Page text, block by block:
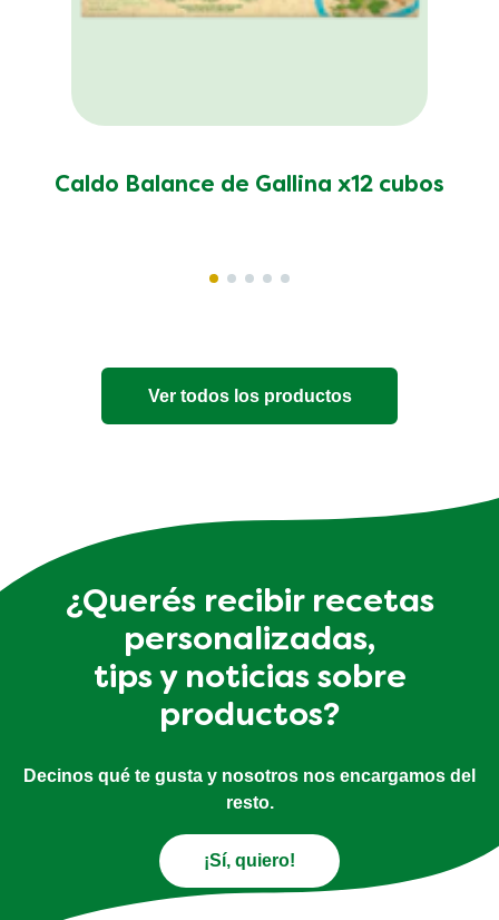
Caldo Balance de Gallina x12 cubos
Ver todos los productos
¿Querés recibir recetas
personalizadas,
tips y noticias sobre
productos?
Decinos qué te gusta y nosotros nos encargamos del
resto.
¡Sí, quiero!